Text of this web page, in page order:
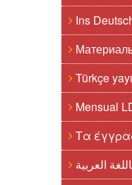
Ins
Türkçe
Mensual
Τα
العربية